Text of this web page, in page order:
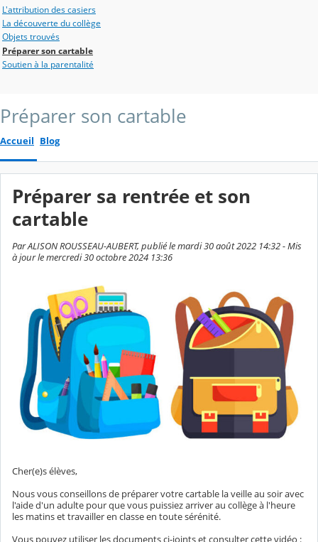
L'attribution des casiers
La découverte du collège
Objets trouvés
Préparer son cartable
Soutien à la parentalité
Préparer son cartable
Accueil Blog
Préparer sa rentrée et son
cartable
Par ALISON ROUSSEAU-AUBERT, publié le mardi 30 août 2022 14:32 - Mis
à jour le mercredi 30 octobre 2024 13:36
Cher(e)s élèves,
Nous vous conseillons de préparer votre cartable la veille au soir avec
l'aide d'un adulte pour que vous puissiez arriver au collège à l'heure
les matins et travailler en classe en toute sérénité.
Vous pouvez utiliser les documents ci-joints et consulter cette vidéo :